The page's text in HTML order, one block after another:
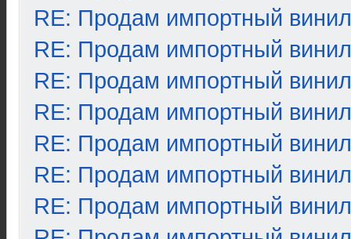
RE: Продам импортный винил
RE: Продам импортный винил
RE: Продам импортный винил
RE: Продам импортный винил
RE: Продам импортный винил
RE: Продам импортный винил
RE: Продам импортный винил